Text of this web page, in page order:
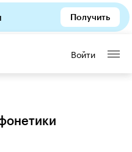
Получить
Войти